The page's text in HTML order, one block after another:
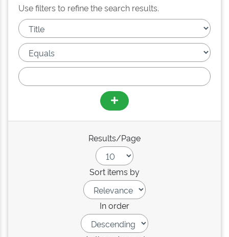
Use filters to refine the search results.
Results/Page
Sort items by
In order